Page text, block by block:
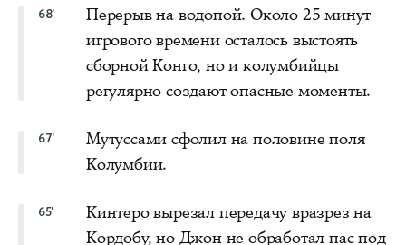
68'
Перерыв на водопой. Около 25 минут
игрового времени осталось выстоять
сборной Конго, но и колумбийцы
регулярно создают опасные моменты.
67'
Мутуссами сфолил на половине поля
Колумбии.
65'
Кинтеро вырезал передачу вразрез на
Кордобу, но Джон не обработал пас под